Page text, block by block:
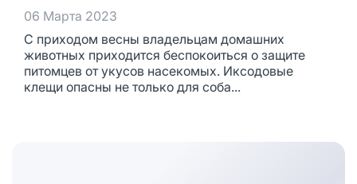
06 Марта 2023
С приходом весны владельцам домашних
животных приходится беспокоиться о защите
питомцев от укусов насекомых. Иксодовые
клещи опасны не только для соба...